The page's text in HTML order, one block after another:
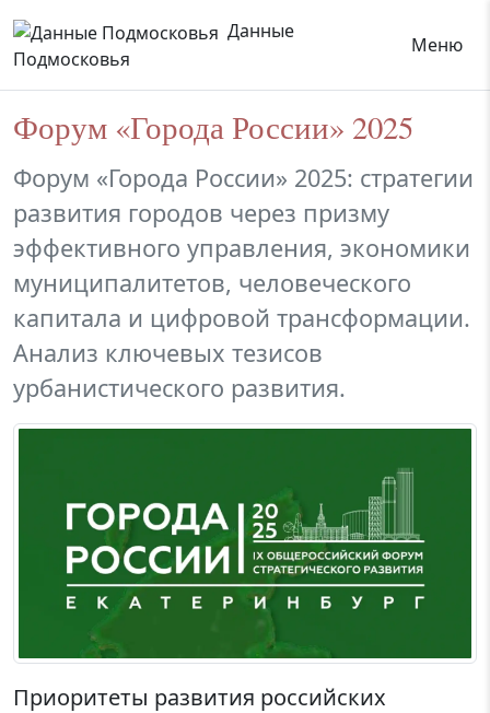
Данные
Подмосковья
Меню
Форум «Города России» 2025
Форум «Города России» 2025: стратегии
развития городов через призму
эффективного управления, экономики
муниципалитетов, человеческого
капитала и цифровой трансформации.
Анализ ключевых тезисов
урбанистического развития.
Приоритеты развития российских